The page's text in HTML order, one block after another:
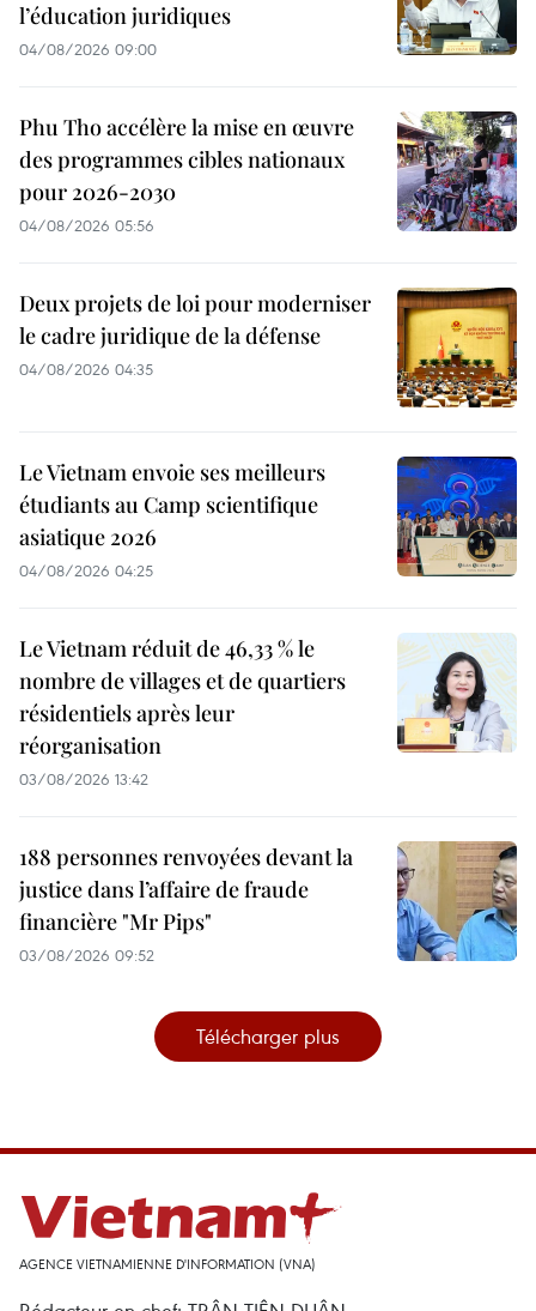
l’éducation juridiques
04/08/2026 09:00
Phu Tho accélère la mise en œuvre
des programmes cibles nationaux
pour 2026-2030
04/08/2026 05:56
Deux projets de loi pour moderniser
le cadre juridique de la défense
04/08/2026 04:35
Le Vietnam envoie ses meilleurs
étudiants au Camp scientifique
asiatique 2026
04/08/2026 04:25
Le Vietnam réduit de 46,33 % le
nombre de villages et de quartiers
résidentiels après leur
réorganisation
03/08/2026 13:42
188 personnes renvoyées devant la
justice dans l’affaire de fraude
financière "Mr Pips"
03/08/2026 09:52
Télécharger plus
AGENCE VIETNAMIENNE D'INFORMATION (VNA)